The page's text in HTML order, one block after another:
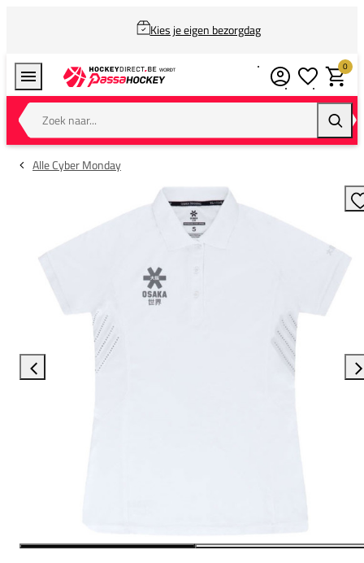
Kies je eigen bezorgdag
Zoek naar...
0
Alle Cyber Monday